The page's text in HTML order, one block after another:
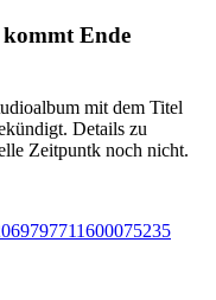
kommt Ende
mit dem Titel
Details zu
Zeitpuntk noch nicht.